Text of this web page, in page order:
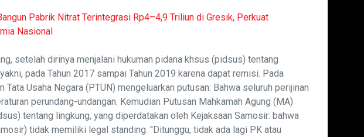
Pabrik Nitrat Terintegrasi Rp4–4,9 Triliun di Gresik, Perkuat
Nasional
setelah dirinya menjalani hukuman pidana khsus (pidsus) tentang
pada Tahun 2017 sampai Tahun 2019 karena dapat remisi. Pada
Tata Usaha Negara (PTUN) mengeluarkan putusan: Bahwa seluruh perijinan
perundang-undangan. Kemudian Putusan Mahkamah Agung (MA)
tentang lingkung, yang diperdatakan oleh Kejaksaan Samosir: bahwa
tidak memiliki legal standing. "Ditunggu, tidak ada lagi PK atau